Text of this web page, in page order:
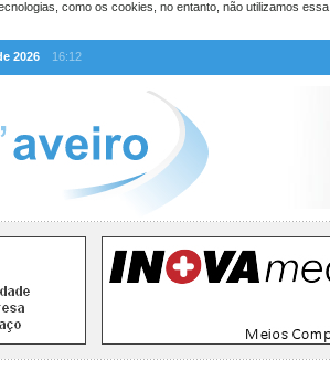
como os cookies, no entanto, não utilizamos
2026
16:12